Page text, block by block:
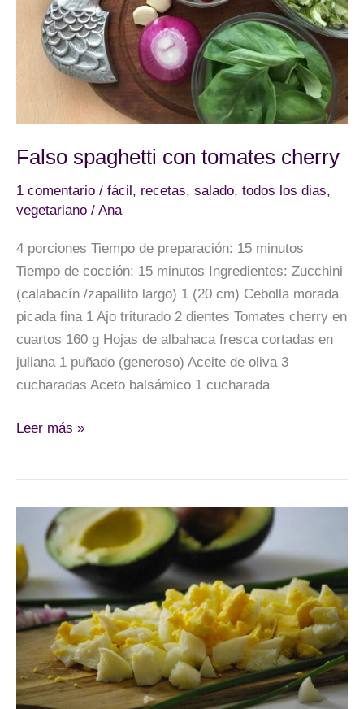
Falso spaghetti con tomates cherry
1 comentario / fácil , recetas, salado, todos los dias,
vegetariano / Ana
4 porciones Tiempo de preparación: 15 minutos
Tiempo de cocción: 15 minutos Ingredientes: Zucchini
(calabacín /zapallito largo) 1 (20 cm) Cebolla morada
picada fina 1 Ajo triturado 2 dientes Tomates cherry en
cuartos 160 g Hojas de albahaca fresca cortadas en
juliana 1 puñado (generoso) Aceite de oliva 3
cucharadas Aceto balsámico 1 cucharada
Falso
cherry
Leer más »